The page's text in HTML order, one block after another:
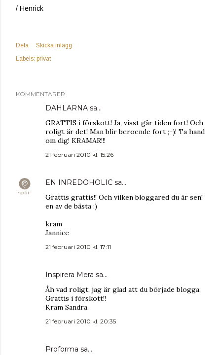
/ Henrick
Dela
Skicka inlägg
Labels: privat
KOMMENTARER
DAHLARNA sa…
GRATTIS i förskott! Ja, visst går tiden fort! Och
roligt är det! Man blir beroende fort ;-)! Ta hand
om dig! KRAMAR!!!
21 februari 2010 kl. 15:26
EN INREDOHOLIC sa…
Grattis grattis!! Och vilken bloggared du är sen!
en av de bästa :)
kram
Jannice
21 februari 2010 kl. 17:11
Inspirera Mera sa…
Åh vad roligt, jag är glad att du började blogga.
Grattis i förskott!!
Kram Sandra
21 februari 2010 kl. 20:35
Proforma sa…